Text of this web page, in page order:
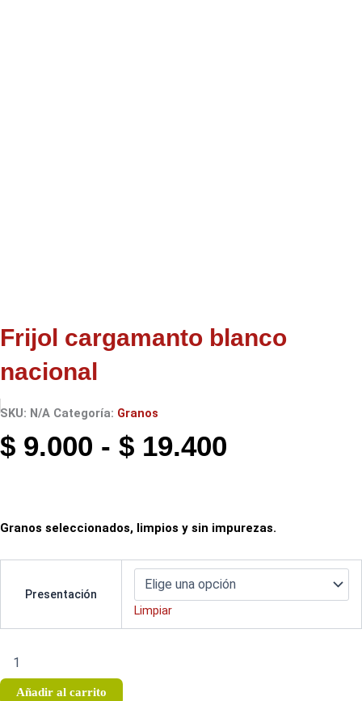
Frijol cargamanto blanco
nacional
SKU: N/A Categoría: Granos
$ 9.000 - $ 19.400
precios:
desde
$ 9.000
Granos seleccionados, limpios y sin impurezas.
Presentación
Limpiar
blanco
cantidad
Añadir al carrito